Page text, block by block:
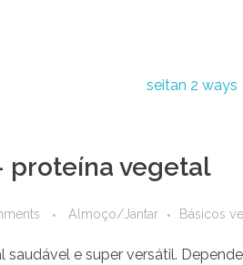
proteína vegetal
Almoço/Jantar Básicos
e super versátil.